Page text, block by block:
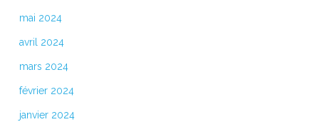
mai 2024
avril 2024
mars 2024
février 2024
janvier 2024